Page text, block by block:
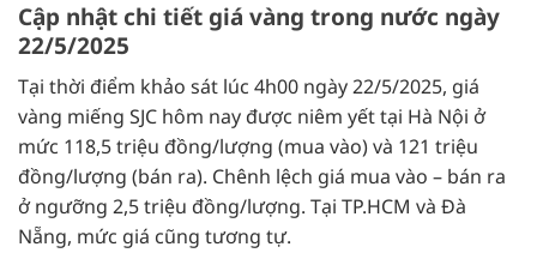
Cập nhật chi tiết giá vàng trong nước ngày
22/5/2025
Tại thời điểm khảo sát lúc 4h00 ngày 22/5/2025, giá
vàng miếng SJC hôm nay được niêm yết tại Hà Nội ở
mức 118,5 triệu đồng/lượng (mua vào) và 121 triệu
đồng/lượng (bán ra). Chênh lệch giá mua vào – bán ra
ở ngưỡng 2,5 triệu đồng/lượng. Tại TP.HCM và Đà
Nẵng, mức giá cũng tương tự.